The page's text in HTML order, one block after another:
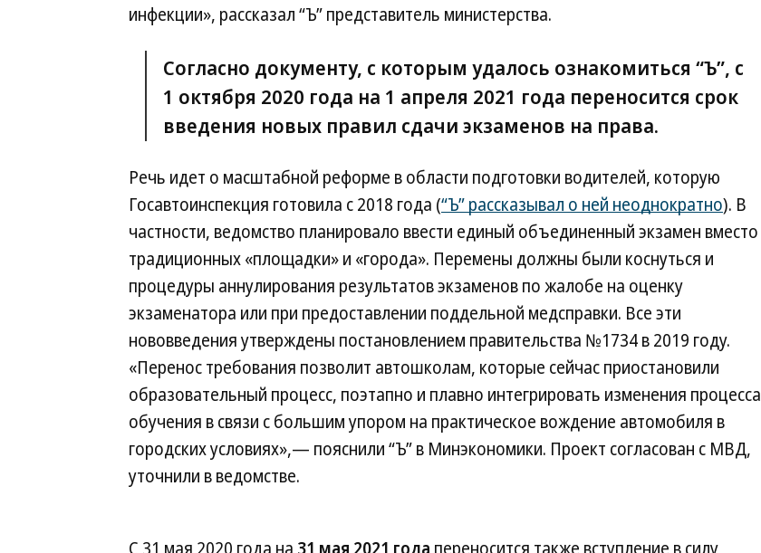
инфекции», рассказал “Ъ” представитель министерства.
Согласно документу, с которым удалось ознакомиться “Ъ”, с
1 октября 2020 года на 1 апреля 2021 года переносится срок
введения новых правил сдачи экзаменов на права.
Речь идет о масштабной реформе в области подготовки водителей, которую
Госавтоинспекция готовила с 2018 года (“Ъ” рассказывал о ней неоднократно). В
частности, ведомство планировало ввести единый объединенный экзамен вместо
традиционных «площадки» и «города». Перемены должны были коснуться и
процедуры аннулирования результатов экзаменов по жалобе на оценку
экзаменатора или при предоставлении поддельной медсправки. Все эти
нововведения утверждены постановлением правительства №1734 в 2019 году.
«Перенос требования позволит автошколам, которые сейчас приостановили
образовательный процесс, поэтапно и плавно интегрировать изменения процесса
обучения в связи с большим упором на практическое вождение автомобиля в
городских условиях»,— пояснили “Ъ” в Минэкономики. Проект согласован с МВД,
уточнили в ведомстве.